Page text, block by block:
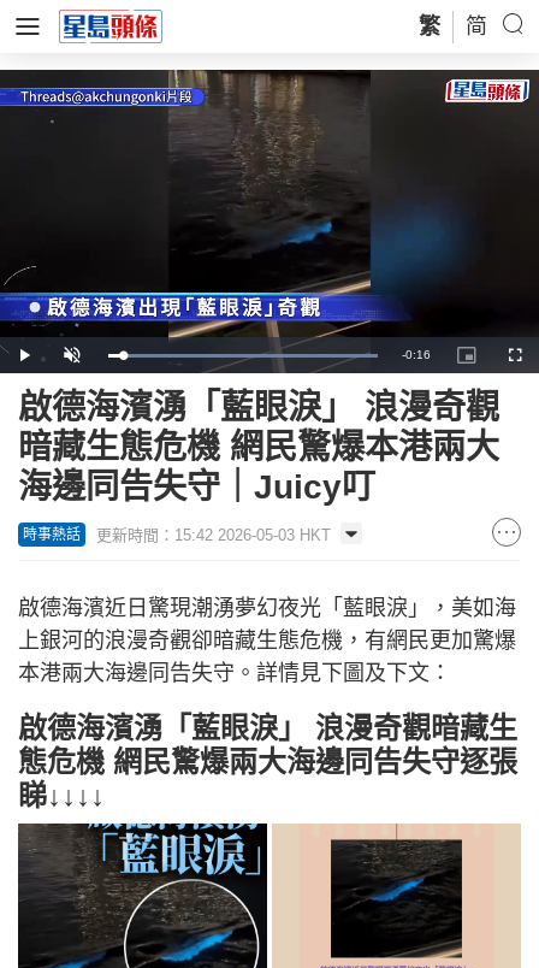
繁 简
Play Unmute Loaded:
100.00%
Remaining
Time
-0:16
Picture-
in-
啟德海濱湧「藍眼淚」 浪漫奇觀
暗藏生態危機 網民驚爆本港兩大
海邊同告失守｜Juicy叮
時事熱話 更新時間：15:42 2026-05-03 HKT
啟德海濱近日驚現潮湧夢幻夜光「藍眼淚」，美如海
上銀河的浪漫奇觀卻暗藏生態危機，有網民更加驚爆
本港兩大海邊同告失守。詳情見下圖及下文：
啟德海濱湧「藍眼淚」 浪漫奇觀暗藏生
態危機 網民驚爆兩大海邊同告失守逐張
睇↓↓↓↓